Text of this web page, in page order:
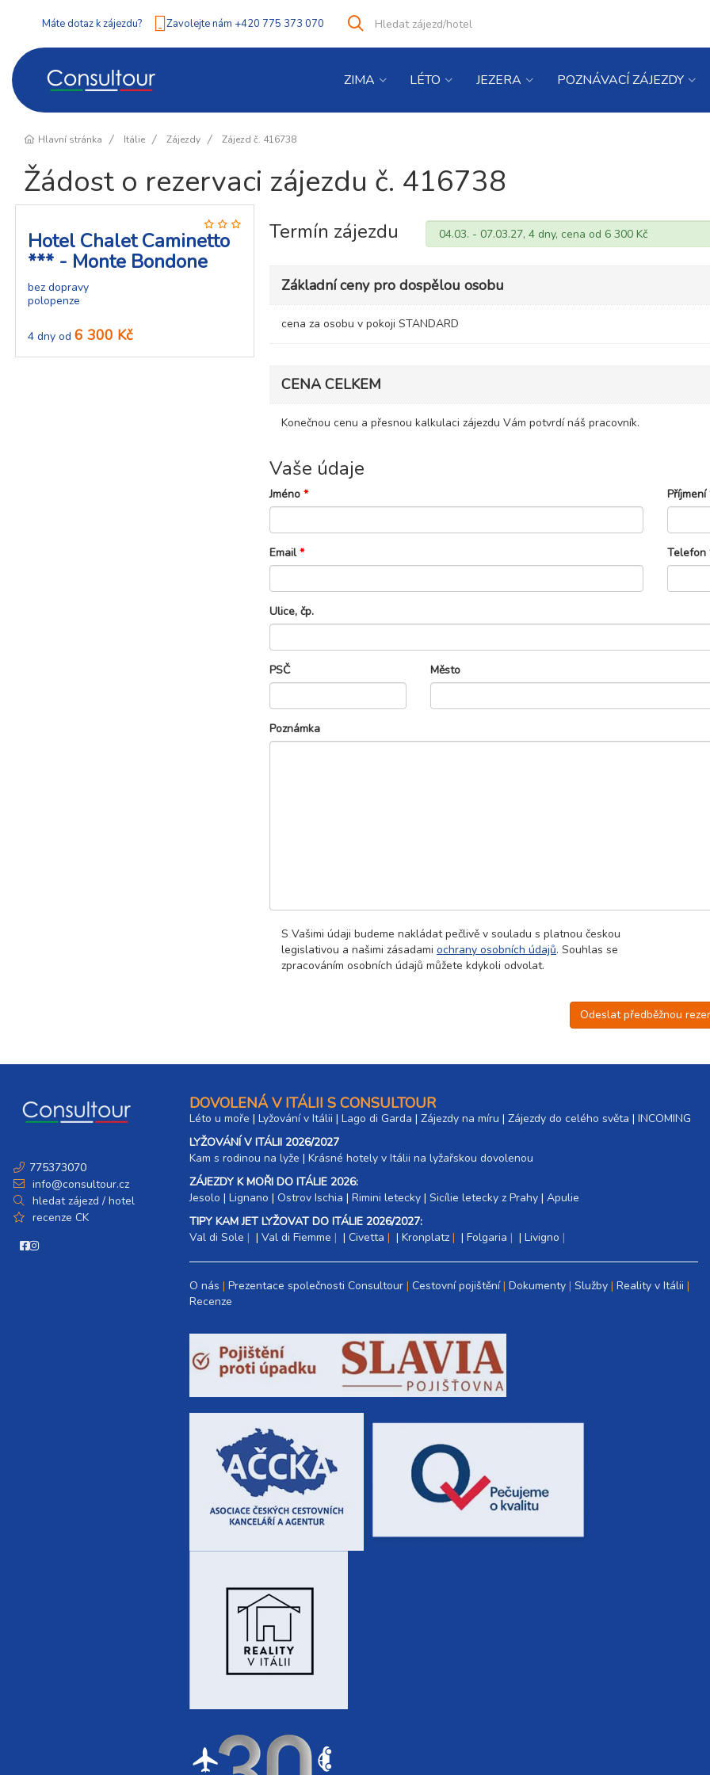
Máte dotaz k zájezdu? Zavolejte nám +420 775 373 070
co
Vyhledat
ZIMA LÉTO JEZERA POZNÁVACÍ ZÁJEZDY
Hlavní stránka Itálie Zájezdy Zájezd č. 416738
Žádost o rezervaci zájezdu č. 416738
Hotel Chalet Caminetto
*** - Monte Bondone
bez dopravy
polopenze
4 dny od 6 300 Kč
Termín zájezdu
Základní ceny pro dospělou osobu
cena za osobu v pokoji STANDARD
CENA CELKEM
Konečnou cenu a přesnou kalkulaci zájezdu Vám potvrdí náš pracovník.
Vaše údaje
Jméno * Příjmení
Email* Telefon
Ulice, čp.
PSČ Město
Poznámka
S Vašimi údaji budeme nakládat pečlivě v souladu s platnou českou
legislativou a našimi zásadami ochrany osobních údajů. Souhlas se
zpracováním osobních údajů můžete kdykoli odvolat.
Odeslat předběžnou
775373070
info@consultour.cz
hledat zájezd / hotel
recenze CK
DOVOLENÁ V ITÁLII S CONSULTOUR
Léto u moře | Lyžování v Itálii | Lago di Garda | Zájezdy na míru | Zájezdy do celého světa | INCOMING
LYŽOVÁNÍ V ITÁLII 2026/2027
Kam s rodinou na lyže |​ Krásné hotely v Itálii na lyžařskou dovolenou
ZÁJEZDY K MOŘI DO ITÁLIE 2026:
Jesolo | Lignano | Ostrov Ischia | Rimini letecky | Sicílie letecky z Prahy | Apulie
TIPY KAM JET LYŽOVAT DO ITÁLIE 2026/2027:
Val di Sole
| Val di Fiemme | Civetta | Kronplatz | Folgaria | Livigno
O nás Prezentace společnosti Consultour Cestovní pojištění Dokumenty Služby Reality v Itálii
Recenze